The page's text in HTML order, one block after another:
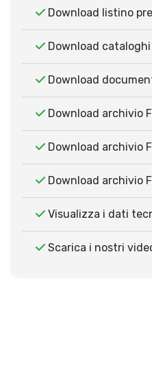
Download listino
Download
Download
Download archivio
Download archivio
Download archivio
Visualizza i dati
Scarica i nostri